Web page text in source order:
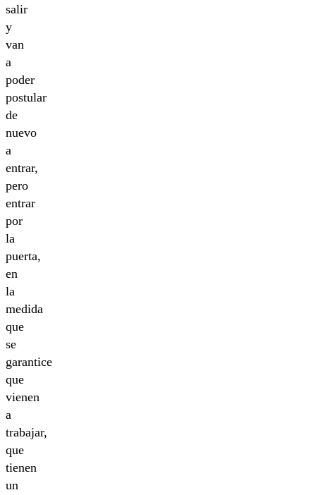
salir
y
van
a
poder
postular
de
nuevo
a
entrar,
pero
entrar
por
la
puerta,
en
la
medida
que
se
garantice
que
vienen
a
trabajar,
que
tienen
un